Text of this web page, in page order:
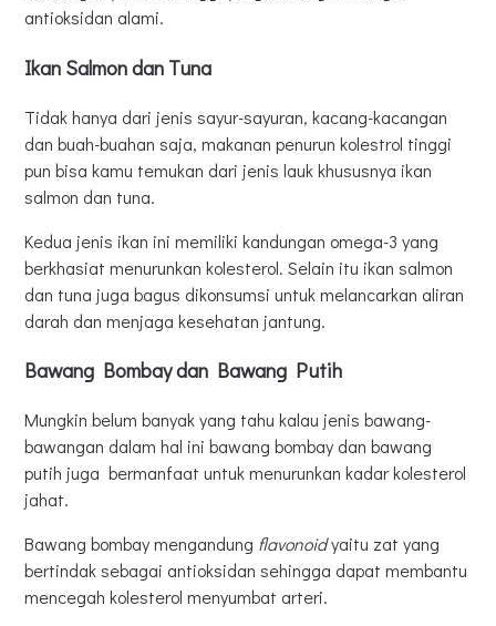
antioksidan alami.
Ikan Salmon dan Tuna
Tidak hanya dari jenis sayur-sayuran, kacang-kacangan
dan buah-buahan saja, makanan penurun kolestrol tinggi
pun bisa kamu temukan dari jenis lauk khususnya ikan
salmon dan tuna.
Kedua jenis ikan ini memiliki kandungan omega-3 yang
berkhasiat menurunkan kolesterol. Selain itu ikan salmon
dan tuna juga bagus dikonsumsi untuk melancarkan aliran
darah dan menjaga kesehatan jantung.
Bawang Bombay dan Bawang Putih
Mungkin belum banyak yang tahu kalau jenis bawang-
bawangan dalam hal ini bawang bombay dan bawang
putih juga bermanfaat untuk menurunkan kadar kolesterol
jahat.
Bawang bombay mengandung flavonoidyaitu zat yang
bertindak sebagai antioksidan sehingga dapat membantu
mencegah kolesterol menyumbat arteri.